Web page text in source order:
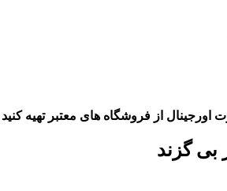
از فروشگاه های معتبر تهیه کنید
بی گزند